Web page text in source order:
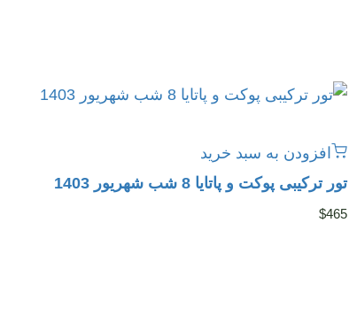
افزودن به سبد خرید
تور ترکیبی پوکت و پاتایا 8 شب شهریور 1403
$465